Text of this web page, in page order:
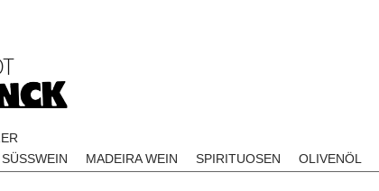
SÜSSWEIN MADEIRA WEIN SPIRITUOSEN OLIVENÖL